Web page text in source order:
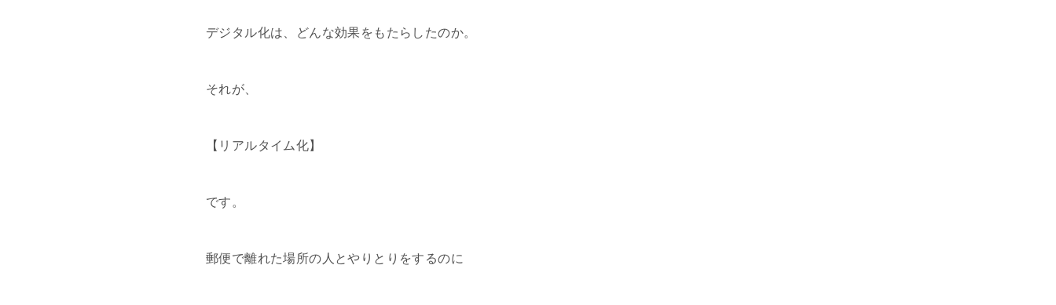
デジタル化は、どんな効果をもたらしたのか。
それが、
【リアルタイム化】
です。
郵便で離れた場所の人とやりとりをするのに